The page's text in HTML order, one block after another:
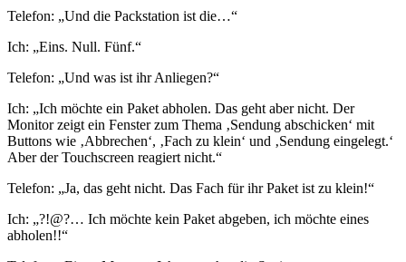
Telefon: „Und die Packstation ist die…“
Ich: „Eins. Null. Fünf.“
Telefon: „Und was ist ihr Anliegen?“
Ich: „Ich möchte ein Paket abholen. Das geht aber nicht. Der
Monitor zeigt ein Fenster zum Thema ‚Sendung abschicken‘ mit
Buttons wie ‚Abbrechen‘, ‚Fach zu klein‘ und ‚Sendung eingelegt.‘
Aber der Touchscreen reagiert nicht.“
Telefon: „Ja, das geht nicht. Das Fach für ihr Paket ist zu klein!“
Ich: „?!@?… Ich möchte kein Paket abgeben, ich möchte eines
abholen!!“